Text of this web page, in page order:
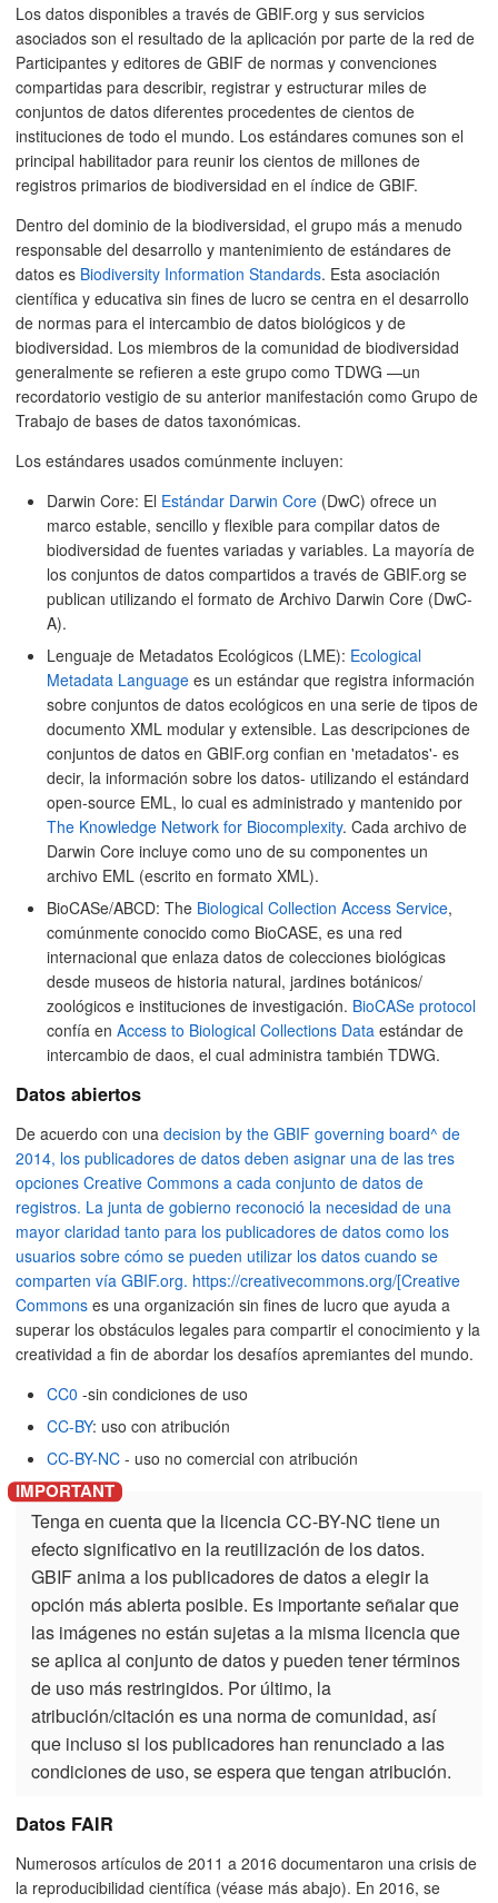
Los datos disponibles a través de GBIF.org y sus servicios
asociados son el resultado de la aplicación por parte de la red de
Participantes y editores de GBIF de normas y convenciones
compartidas para describir, registrar y estructurar miles de
conjuntos de datos diferentes procedentes de cientos de
instituciones de todo el mundo. Los estándares comunes son el
principal habilitador para reunir los cientos de millones de
registros primarios de biodiversidad en el índice de GBIF.
Dentro del dominio de la biodiversidad, el grupo más a menudo
responsable del desarrollo y mantenimiento de estándares de
datos es Biodiversity Information Standards. Esta asociación
científica y educativa sin fines de lucro se centra en el desarrollo
de normas para el intercambio de datos biológicos y de
biodiversidad. Los miembros de la comunidad de biodiversidad
generalmente se refieren a este grupo como TDWG —un
recordatorio vestigio de su anterior manifestación como Grupo de
Trabajo de bases de datos taxonómicas.
Los estándares usados comúnmente incluyen:
Darwin Core: El Estándar Darwin Core (DwC) ofrece un
marco estable, sencillo y flexible para compilar datos de
biodiversidad de fuentes variadas y variables. La mayoría de
los conjuntos de datos compartidos a través de GBIF.org se
publican utilizando el formato de Archivo Darwin Core (DwC-
A).
Lenguaje de Metadatos Ecológicos (LME): Ecological
Metadata Language es un estándar que registra información
sobre conjuntos de datos ecológicos en una serie de tipos de
documento XML modular y extensible. Las descripciones de
conjuntos de datos en GBIF.org confian en 'metadatos'- es
decir, la información sobre los datos- utilizando el estándard
open-source EML, lo cual es administrado y mantenido por
The Knowledge Network for Biocomplexity. Cada archivo de
Darwin Core incluye como uno de su componentes un
archivo EML (escrito en formato XML).
BioCASe/ABCD: The Biological Collection Access Service,
comúnmente conocido como BioCASE, es una red
internacional que enlaza datos de colecciones biológicas
desde museos de historia natural, jardines botánicos/
zoológicos e instituciones de investigación. BioCASe protocol
confía en Access to Biological Collections Data estándar de
intercambio de daos, el cual administra también TDWG.
Datos abiertos
De acuerdo con una decision by the GBIF governing board^ de
2014, los publicadores de datos deben asignar una de las tres
opciones Creative Commons a cada conjunto de datos de
registros. La junta de gobierno reconoció la necesidad de una
mayor claridad tanto para los publicadores de datos como los
usuarios sobre cómo se pueden utilizar los datos cuando se
comparten vía GBIF.org. https://creativecommons.org/[Creative
Commons es una organización sin fines de lucro que ayuda a
superar los obstáculos legales para compartir el conocimiento y la
creatividad a fin de abordar los desafíos apremiantes del mundo.
CC0 -sin condiciones de uso
CC-BY: uso con atribución
CC-BY-NC - uso no comercial con atribución
Tenga en cuenta que la licencia CC-BY-NC tiene un
efecto significativo en la reutilización de los datos.
GBIF anima a los publicadores de datos a elegir la
opción más abierta posible. Es importante señalar que
las imágenes no están sujetas a la misma licencia que
se aplica al conjunto de datos y pueden tener términos
de uso más restringidos. Por último, la
atribución/citación es una norma de comunidad, así
que incluso si los publicadores han renunciado a las
condiciones de uso, se espera que tengan atribución.
Datos FAIR
Numerosos artículos de 2011 a 2016 documentaron una crisis de
la reproducibilidad científica (véase más abajo). En 2016, se